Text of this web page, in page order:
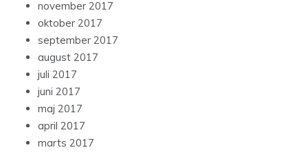
november 2017
oktober 2017
september 2017
august 2017
juli 2017
juni 2017
maj 2017
april 2017
marts 2017